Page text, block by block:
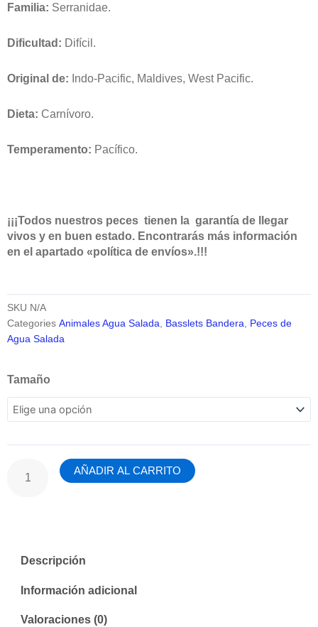
Familia: Serranidae.
Dificultad: Difícil.
Original de: Indo-Pacific, Maldives, West Pacific.
Dieta: Carnívoro.
Temperamento: Pacífico.
¡¡¡Todos nuestros peces tienen la garantía de llegar
vivos y en buen estado. Encontrarás más información
en el apartado «política de envíos».!!!
SKU N/A
Categories Animales Agua Salada Basslets Bandera
Peces de
Agua Salada
Tamaño
Pseudanthias
(Hembra)
cantidad
AÑADIR AL CARRITO
Descripción
Información adicional
Valoraciones (0)